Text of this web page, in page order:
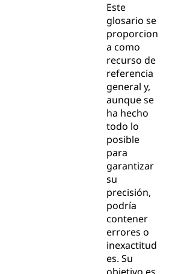
Este
glosario se
proporcion
a como
recurso de
referencia
general y,
aunque se
ha hecho
todo lo
posible
para
garantizar
su
precisión,
podría
contener
errores o
inexactitud
es. Su